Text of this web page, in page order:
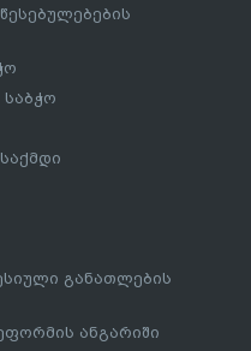
განათლების
ანგარიში